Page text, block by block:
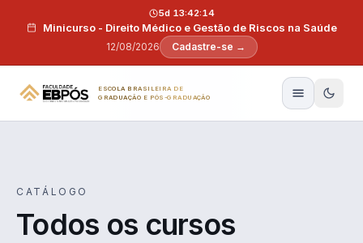
Minicurso - Direito Médico e Gestão de Riscos na Saúde
12/08/2026
5d 13:42:13
Cadastre-se →
ESCOLA BRASILEIRA DE
GRADUAÇÃO E PÓS-GRADUAÇÃO
CATÁLOGO
Todos os cursos